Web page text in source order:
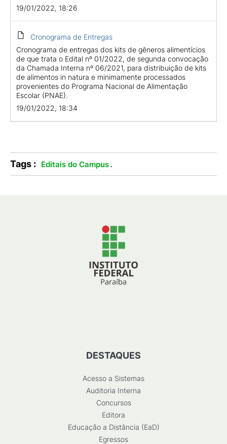
19/01/2022, 18:26
Cronograma de Entregas
Cronograma de entregas dos kits de gêneros alimentícios
de que trata o Edital nº 01/2022, de segunda convocação
da Chamada Interna nº 06/2021, para distribuição de kits
de alimentos in natura e minimamente processados
provenientes do Programa Nacional de Alimentação
Escolar (PNAE).
19/01/2022, 18:34
Tags : Editais do Campus.
DESTAQUES
Acesso a Sistemas
Auditoria Interna
Concursos
Editora
Educação a Distância (EaD)
Egressos